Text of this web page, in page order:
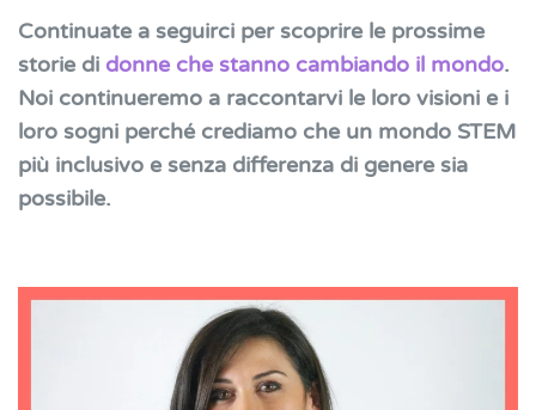
Continuate a seguirci per scoprire le prossime
storie di donne che stanno cambiando il mondo.
Noi continueremo a raccontarvi le loro visioni e i
loro sogni perché crediamo che un mondo STEM
più inclusivo e senza differenza di genere sia
possibile.